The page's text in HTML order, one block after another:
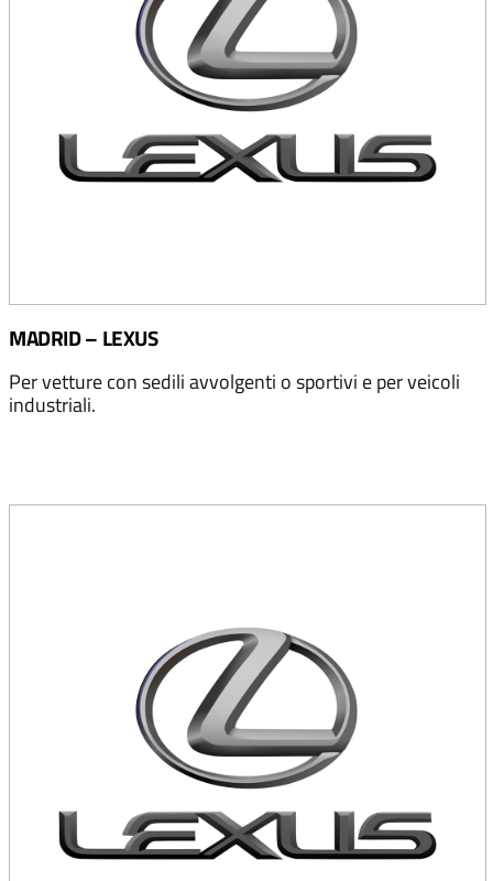
MADRID – LEXUS
Per vetture con sedili avvolgenti o sportivi e per veicoli
industriali.